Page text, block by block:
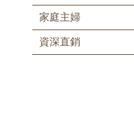
家庭主婦
資深直銷